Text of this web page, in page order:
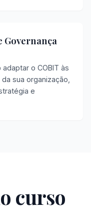
Governança
o COBIT às
sua organização,
e
curso